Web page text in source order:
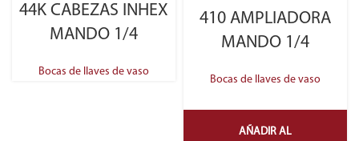
44K CABEZAS INHEX
MANDO 1/4
Bocas de llaves de vaso
410 AMPLIADORA
MANDO 1/4
Bocas de llaves de vaso
AÑADIR AL